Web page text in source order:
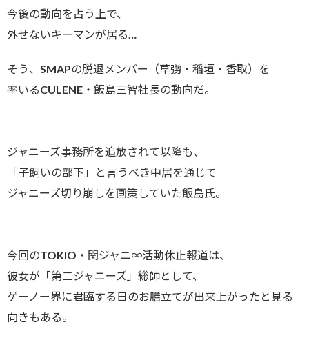
今後の動向を占う上で、
外せないキーマンが居る…
そう、SMAPの脱退メンバー（草彅・稲垣・香取）を
率いるCULENE・飯島三智社長の動向だ。
ジャニーズ事務所を追放されて以降も、
「子飼いの部下」と言うべき中居を通じて
ジャニーズ切り崩しを画策していた飯島氏。
今回のTOKIO・関ジャニ∞活動休止報道は、
彼女が「第二ジャニーズ」総帥として、
ゲーノー界に君臨する日のお膳立てが出来上がったと見る
向きもある。